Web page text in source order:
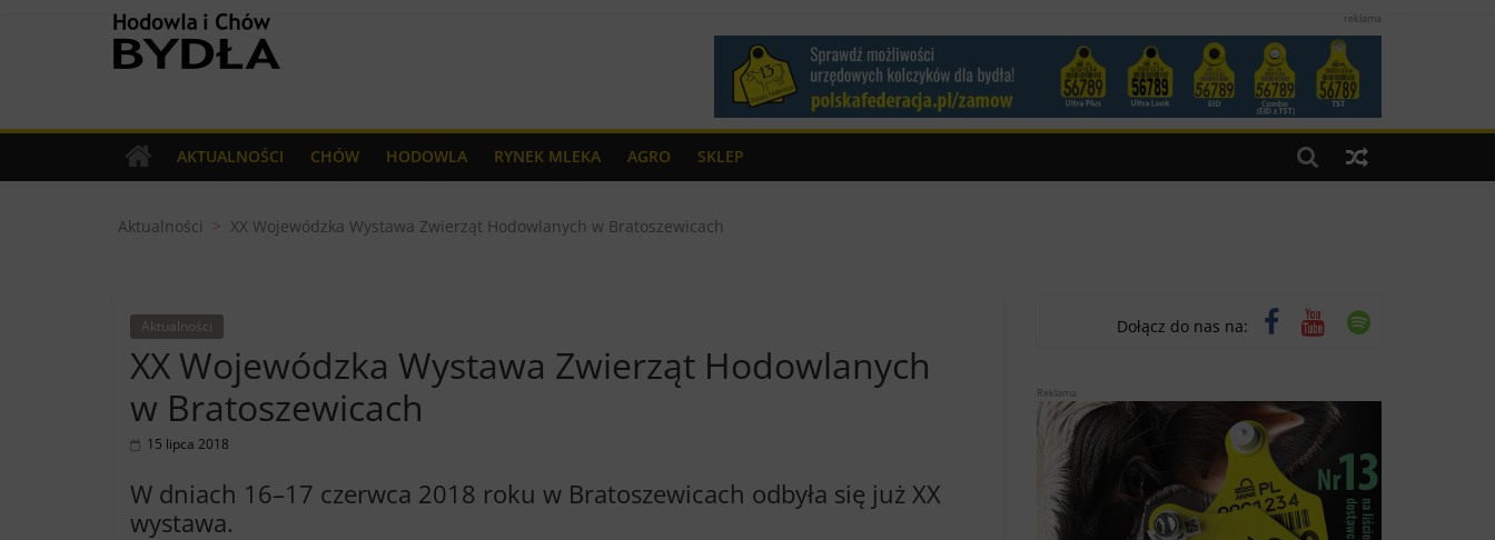
Hodowla
Chów
Bydła
Hodowców
Bydła
reklama
AKTUALNOŚCI CHÓW HODOWLA RYNEK MLEKA AGRO SKLEP
Aktualności > XX Wojewódzka Wystawa Zwierząt Hodowlanych w Bratoszewicach
Aktualności
XX Wojewódzka Wystawa Zwierząt Hodowlanych
w Bratoszewicach
15 lipca 2018
W dniach 16–17 czerwca 2018 roku w Bratoszewicach odbyła się już XX
wystawa.
Dołącz do nas na:
Reklama